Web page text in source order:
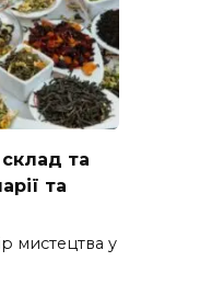
та
та
мистецтва у